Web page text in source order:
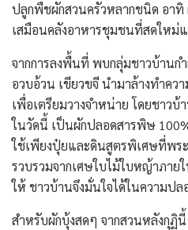
ปลูกพืชผักสวนครัวหลากชนิด อาทิ
เสมือนคลังอาหารชุมชนที่สดใหม่
จากการลงพื้นที่ พบกลุ่มชาวบ้านก
อวบอ้วน เขียวขจี นำมาล้างทำคว
เพื่อเตรียมวางจำหน่าย โดยชาว
ในวัดนี้ เป็นผักปลอดสารพิษ
ใช้เพียงปุ๋ยและดินสูตรพิเศษที่พระ
รวบรวมจากเศษใบไม้ใบหญ้าภาย
ให้ ชาวบ้านจึงมั่นใจได้ในความปล
สำหรับผักบุ้งสดๆ จากสวนหลังกุฏิ